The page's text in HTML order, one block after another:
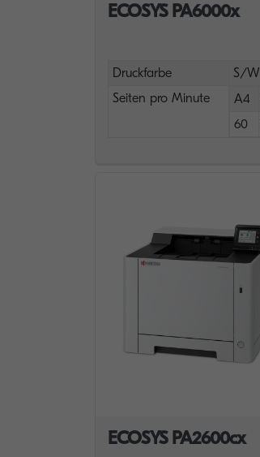
ECOSYS PA6000x
Druckfarbe
S/W
Seiten pro Minute
A4
60
ECOSYS PA2600cx